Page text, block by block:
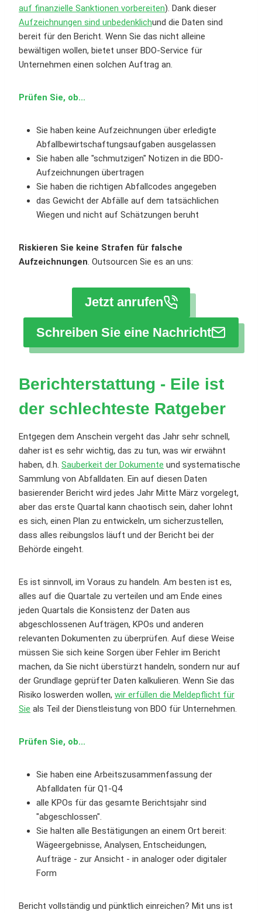
auf finanzielle Sanktionen vorbereiten). Dank dieser
Aufzeichnungen sind unbedenklichund die Daten sind
bereit für den Bericht. Wenn Sie das nicht alleine
bewältigen wollen, bietet unser BDO-Service für
Unternehmen einen solchen Auftrag an.
Prüfen Sie, ob...
Sie haben keine Aufzeichnungen über erledigte
Abfallbewirtschaftungsaufgaben ausgelassen
Sie haben alle "schmutzigen" Notizen in die BDO-
Aufzeichnungen übertragen
Sie haben die richtigen Abfallcodes angegeben
das Gewicht der Abfälle auf dem tatsächlichen
Wiegen und nicht auf Schätzungen beruht
Riskieren Sie keine Strafen für falsche
Aufzeichnungen. Outsourcen Sie es an uns:
Jetzt anrufen
Schreiben Sie eine Nachricht
Berichterstattung - Eile ist
der schlechteste Ratgeber
Entgegen dem Anschein vergeht das Jahr sehr schnell,
daher ist es sehr wichtig, das zu tun, was wir erwähnt
haben, d.h. Sauberkeit der Dokumente und systematische
Sammlung von Abfalldaten. Ein auf diesen Daten
basierender Bericht wird jedes Jahr Mitte März vorgelegt,
aber das erste Quartal kann chaotisch sein, daher lohnt
es sich, einen Plan zu entwickeln, um sicherzustellen,
dass alles reibungslos läuft und der Bericht bei der
Behörde eingeht.
Es ist sinnvoll, im Voraus zu handeln. Am besten ist es,
alles auf die Quartale zu verteilen und am Ende eines
jeden Quartals die Konsistenz der Daten aus
abgeschlossenen Aufträgen, KPOs und anderen
relevanten Dokumenten zu überprüfen. Auf diese Weise
müssen Sie sich keine Sorgen über Fehler im Bericht
machen, da Sie nicht überstürzt handeln, sondern nur auf
der Grundlage geprüfter Daten kalkulieren. Wenn Sie das
Risiko loswerden wollen, wir erfüllen die Meldepflicht für
Sie als Teil der Dienstleistung von BDO für Unternehmen.
Prüfen Sie, ob...
Sie haben eine Arbeitszusammenfassung der
Abfalldaten für Q1-Q4
alle KPOs für das gesamte Berichtsjahr sind
"abgeschlossen".
Sie halten alle Bestätigungen an einem Ort bereit:
Wägeergebnisse, Analysen, Entscheidungen,
Aufträge - zur Ansicht - in analoger oder digitaler
Form
Bericht vollständig und pünktlich einreichen? Mit uns ist